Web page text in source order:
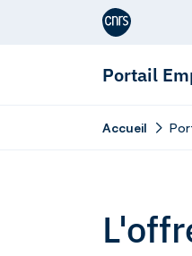
Aller au contenu
Portail
Accueil